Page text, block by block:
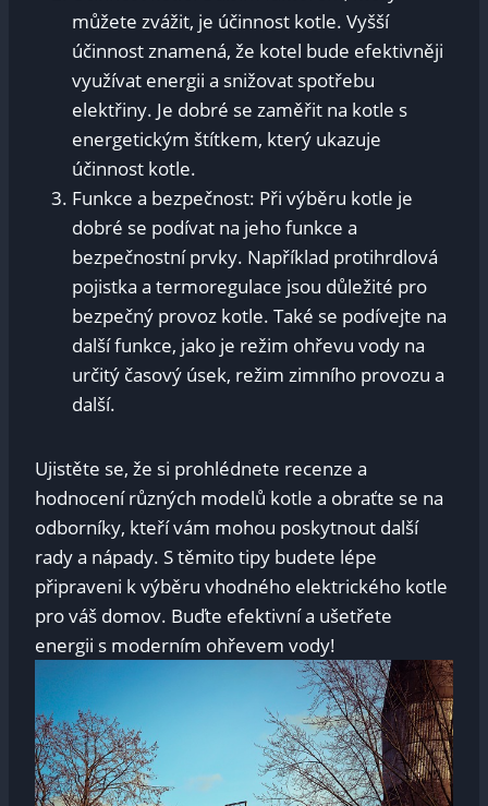
můžete zvážit, je účinnost kotle. Vyšší
účinnost znamená, že kotel bude efektivněji
využívat energii a snižovat spotřebu
elektřiny. Je dobré se zaměřit na kotle s
energetickým štítkem, který ukazuje
účinnost kotle.
Funkce a bezpečnost: Při výběru kotle je
dobré se podívat na jeho funkce a
bezpečnostní prvky. Například protihrdlová
pojistka a termoregulace jsou důležité pro
bezpečný provoz kotle. Také se podívejte na
další funkce, jako je režim ohřevu vody na
určitý časový úsek, režim zimního provozu a
další.
Ujistěte se, že si prohlédnete recenze a
hodnocení různých modelů kotle a obraťte se na
odborníky, kteří vám mohou poskytnout další
rady a nápady. S těmito tipy budete lépe
připraveni k výběru vhodného elektrického kotle
pro váš domov. Buďte efektivní a ušetřete
energii s moderním ohřevem vody!